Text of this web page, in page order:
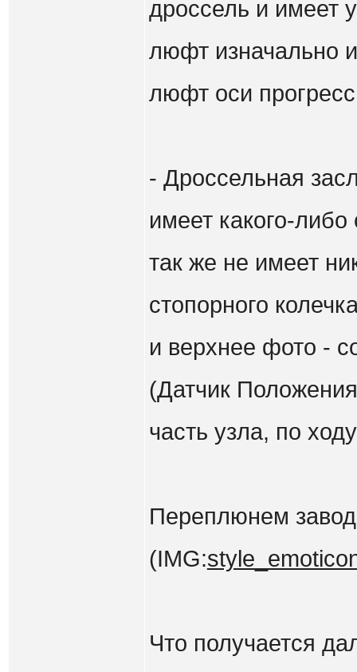
дроссель и имеет
люфт изначально
люфт оси
- Дроссельная
имеет какого-либо
так же не имеет
стопорного
и верхнее фото -
(Датчик
часть узла, по
Переплюнем
(IMG:
Что получается